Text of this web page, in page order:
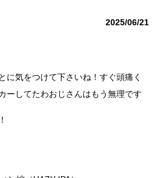
2025/06/21
に気をつけて下さいね！すぐ頭痛く
ーしてたわおじさんはもう無理です